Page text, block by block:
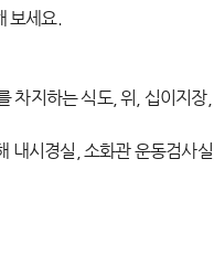
보세요.
차지하는 식도, 위, 십이지
내시경실, 소화관 운동검사